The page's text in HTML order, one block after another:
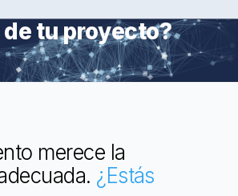
tu proyecto?
merece la
¿Estás